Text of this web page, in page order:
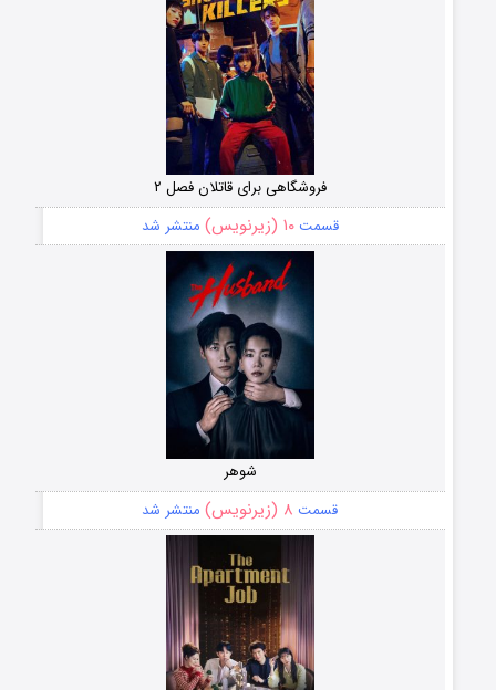
فروشگاهی برای قاتلان فصل ۲
قسمت۱۰ (زیرنویس) منتشر شد
شوهر
قسمت ۸ (زیرنویس) منتشر شد